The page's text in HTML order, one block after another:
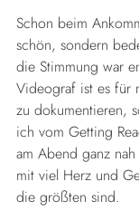
Schon beim
schön, sondern
die Stimmung war
Videograf ist es für
zu dokumentieren,
ich vom Getting
am Abend ganz
mit viel Herz und
die größten sind.